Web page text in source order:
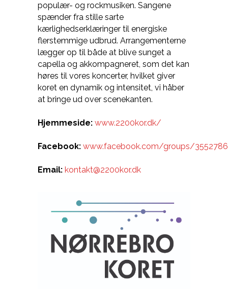
populær- og rockmusiken. Sangene
spænder fra stille sarte
kærlighedserklæringer til energiske
flerstemmige udbrud. Arrangementerne
lægger op til både at blive sunget a
capella og akkompagneret, som det kan
høres til vores koncerter, hvilket giver
koret en dynamik og intensitet, vi håber
at bringe ud over scenekanten.
Hjemmeside: www.2200kor.dk/
Facebook: www.facebook.com/groups/
Email: kontakt@2200kor.dk